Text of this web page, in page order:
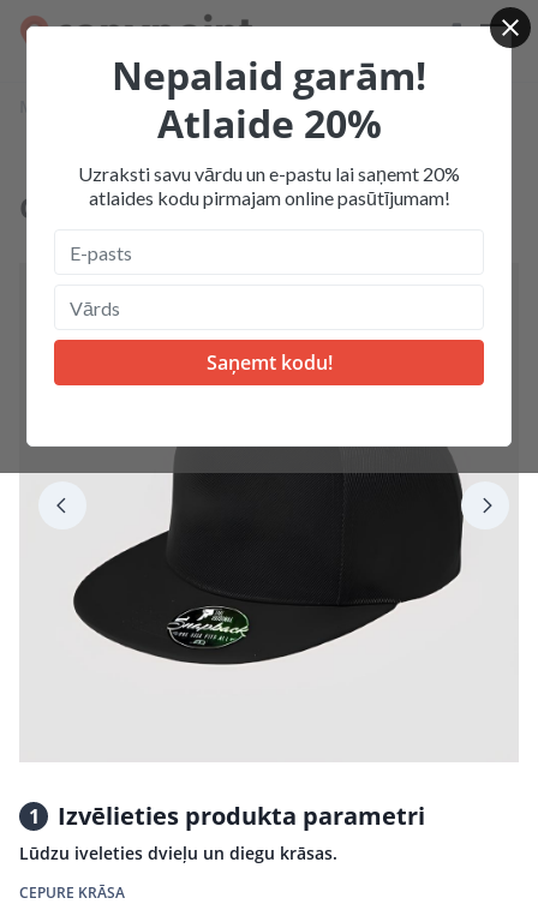
Produkcija
Apģērbi un aksesuāri ar izšuvumu
Cepure ar izšuvumu
Cepure ar izšuvumu
Top
1 Izvēlieties produkta parametri
Lūdzu iveleties dvieļu un diegu krāsas.
CEPURE KRĀSA
Nepalaid garām!
Atlaide 20%
Uzraksti savu vārdu un e-pastu lai saņemt 20%
atlaides kodu pirmajam online pasūtījumam!